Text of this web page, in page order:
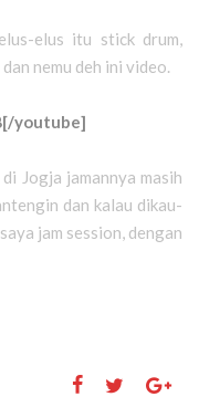
elus itu stick drum,
dan nemu deh ini video.
youtube]
Jogja jamannya masih
dan kalau dikau-
saya jam session, dengan